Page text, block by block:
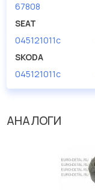
67808
SEAT
045121011c
SKODA
045121011c
АНАЛОГИ